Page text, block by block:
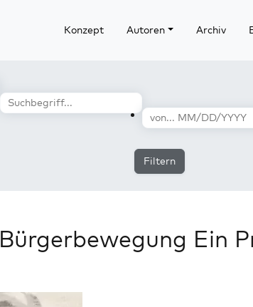
Konzept Autoren Archiv
Filtern
Bürgerbewegung Ein